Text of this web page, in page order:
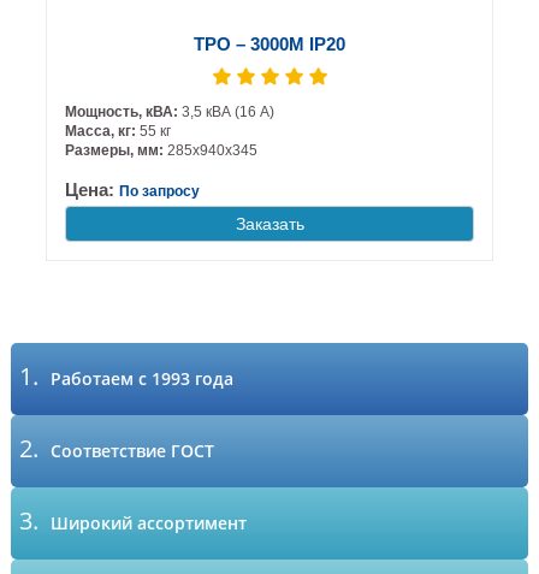
ТРО – 3000М IP20
Мощность, кВА: 3,5 кВА (16 А)
Масса, кг: 55 кг
Размеры, мм: 285х940х345
Цена: По запросу
Заказать
1. Работаем с 1993 года
2. Соответствие ГОСТ
3. Широкий ассортимент